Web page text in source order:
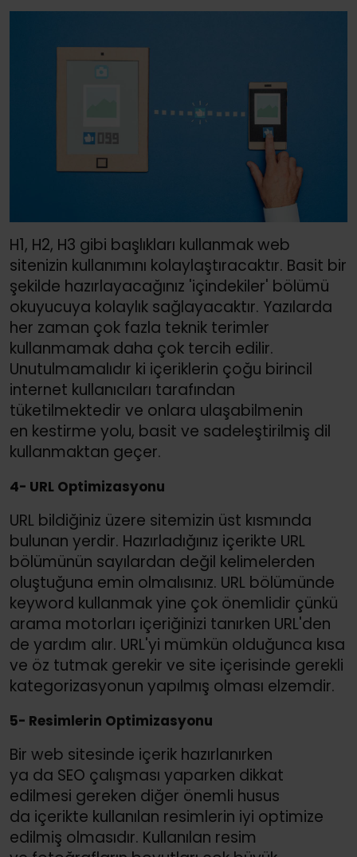
H1, H2, H3 gibi başlıkları kullanmak web
sitenizin kullanımını kolaylaştıracaktır. Basit bir
şekilde hazırlayacağınız 'içindekiler' bölümü
okuyucuya kolaylık sağlayacaktır. Yazılarda
her zaman çok fazla teknik terimler
kullanmamak daha çok tercih edilir.
Unutulmamalıdır ki içeriklerin çoğu birincil
internet kullanıcıları tarafından
tüketilmektedir ve onlara ulaşabilmenin
en kestirme yolu, basit ve sadeleştirilmiş dil
kullanmaktan geçer.
4- URL Optimizasyonu
URL bildiğiniz üzere sitemizin üst kısmında
bulunan yerdir. Hazırladığınız içerikte URL
bölümünün sayılardan değil kelimelerden
oluştuğuna emin olmalısınız. URL bölümünde
keyword kullanmak yine çok önemlidir çünkü
arama motorları içeriğinizi tanırken URL'den
de yardım alır. URL'yi mümkün olduğunca kısa
ve öz tutmak gerekir ve site içerisinde gerekli
kategorizasyonun yapılmış olması elzemdir.
5- Resimlerin Optimizasyonu
Bir web sitesinde içerik hazırlanırken
ya da SEO çalışması yaparken dikkat
edilmesi gereken diğer önemli husus
da içerikte kullanılan resimlerin iyi optimize
edilmiş olmasıdır. Kullanılan resim